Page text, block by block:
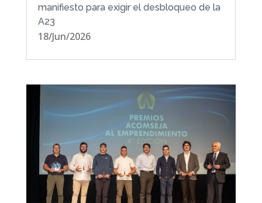
manifiesto para exigir el desbloqueo de la
A23
18/Jun/2026